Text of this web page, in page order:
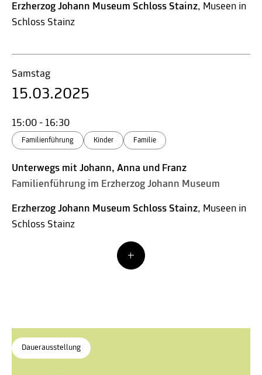
Erzherzog Johann Museum Schloss Stainz, Museen in
Schloss Stainz
Samstag
15.03.2025
15:00 - 16:30
Familienführung Kinder Familie
Unterwegs mit Johann, Anna und Franz
Familienführung im Erzherzog Johann Museum
Erzherzog Johann Museum Schloss Stainz, Museen in
Schloss Stainz
Dauerausstellung